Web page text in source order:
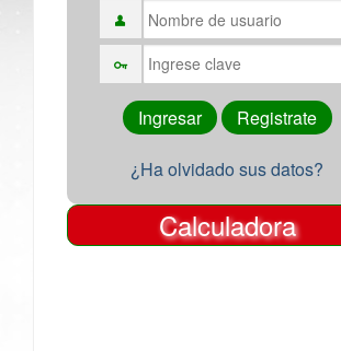
¿Ha olvidado sus datos?
Calculadora